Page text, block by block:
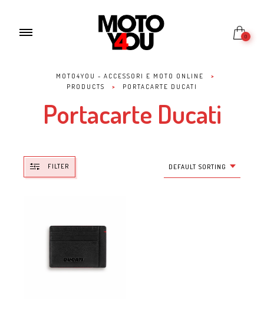
0
MOTO4YOU - ACCESSORI E MOTO ONLINE
>
PRODUCTS
> PORTACARTE DUCATI
Portacarte Ducati
FILTER DEFAULT SORTING